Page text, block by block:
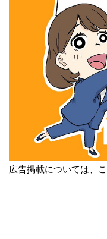
広告掲載については、